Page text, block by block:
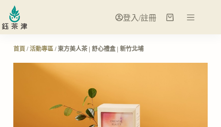
登入/註冊
首頁 /活動專區/ 東方美人茶 | 舒心禮盒 | 新竹北埔